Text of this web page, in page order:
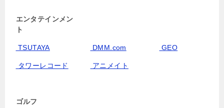
エンタテインメン
ト
TSUTAYA DMM.com GEO
タワーレコード アニメイト
ゴルフ